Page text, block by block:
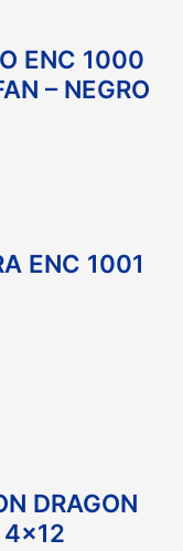
ENC 1000
– NEGRO
ENC 1001
DRAGON
4×12